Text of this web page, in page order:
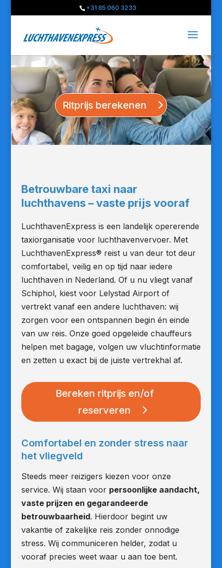
+31 85 060 3233
Ritprijs berekenen
Betrouwbare taxi naar
luchthavens – vaste prijs vooraf
LuchthavenExpress is een landelijk opererende
taxiorganisatie voor luchthavenvervoer. Met
LuchthavenExpress® reist u van deur tot deur
comfortabel, veilig en op tijd naar iedere
luchthaven in Nederland. Of u nu vliegt vanaf
Schiphol, kiest voor Lelystad Airport of
vertrekt vanaf een andere luchthaven: wij
zorgen voor een ontspannen begin én einde
van uw reis. Onze goed opgeleide chauffeurs
helpen met bagage, volgen uw vluchtinformatie
en zetten u exact bij de juiste vertrekhal af.
Bereken ritprijs en/of
reserveren
Comfortabel en zonder stress naar
het vliegveld
Steeds meer reizigers kiezen voor onze
service. Wij staan voor persoonlijke aandacht,
vaste prijzen en gegarandeerde
betrouwbaarheid. Hierdoor begint uw
vakantie of zakelijke reis zonder onnodige
stress. Wij communiceren helder, zodat u
vooraf precies weet waar u aan toe bent.